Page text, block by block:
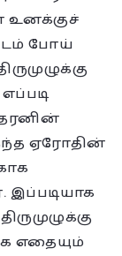
உனக்குச்
போய்
ஏரோதின்
இப்படியாக
எதையும்